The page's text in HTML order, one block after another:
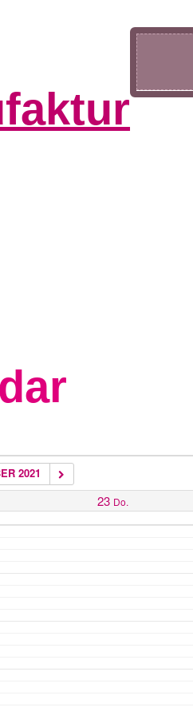
2021
23 Do.